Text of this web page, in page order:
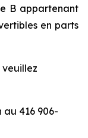
B appartenant
en parts
veuillez
au 416 906-